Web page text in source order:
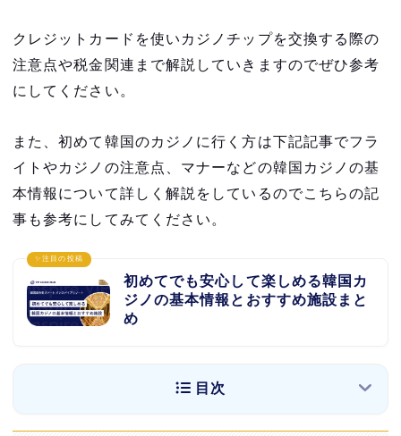
クレジットカードを使いカジノチップを交換する際の
注意点や税金関連まで解説していきますのでぜひ参考
にしてください。
また、初めて韓国のカジノに行く方は下記記事でフラ
イトやカジノの注意点、マナーなどの韓国カジノの基
本情報について詳しく解説をしているのでこちらの記
事も参考にしてみてください。
✨注目の投稿
初めてでも安心して楽しめる韓国カ
ジノの基本情報とおすすめ施設まと
め
目次
【結論】クレジットカードでカジノチップを交